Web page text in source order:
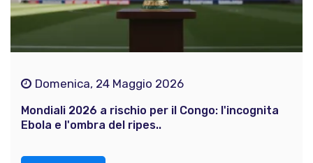
Domenica, 24 Maggio 2026
Mondiali 2026 a rischio per il Congo: l'incognita
Ebola e l'ombra del ripes..